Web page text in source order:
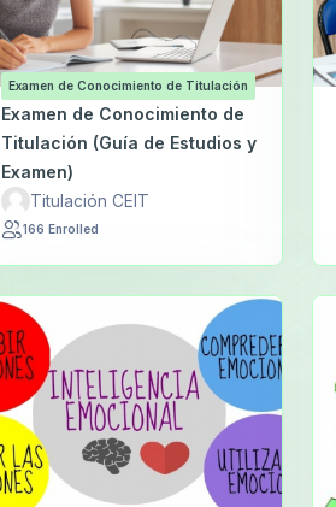
Examen de Conocimiento de Titulación
Examen de Conocimiento de
Titulación (Guía de Estudios y
Examen)
Titulación CEIT
166 Enrolled